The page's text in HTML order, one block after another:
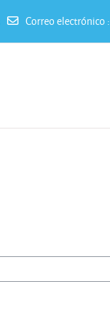
Correo electrónico :